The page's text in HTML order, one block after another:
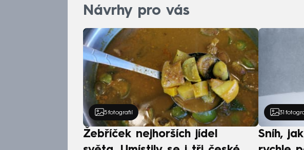
Návrhy pro vás
5 fotografií
Žebříček nejhorších jídel
31
Sníh,